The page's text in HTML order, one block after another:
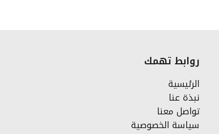
روابط تهمك
الرئيسية
نبذة عنا
تواصل معنا
سياسة الخصوصية